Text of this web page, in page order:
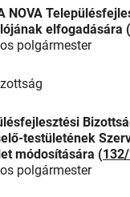
elfogadására (
polgármester
testületének
módosítására (
polgármester